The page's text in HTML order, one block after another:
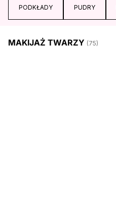
PODKŁADY PUDRY
MAKIJAŻ TWARZY (75)